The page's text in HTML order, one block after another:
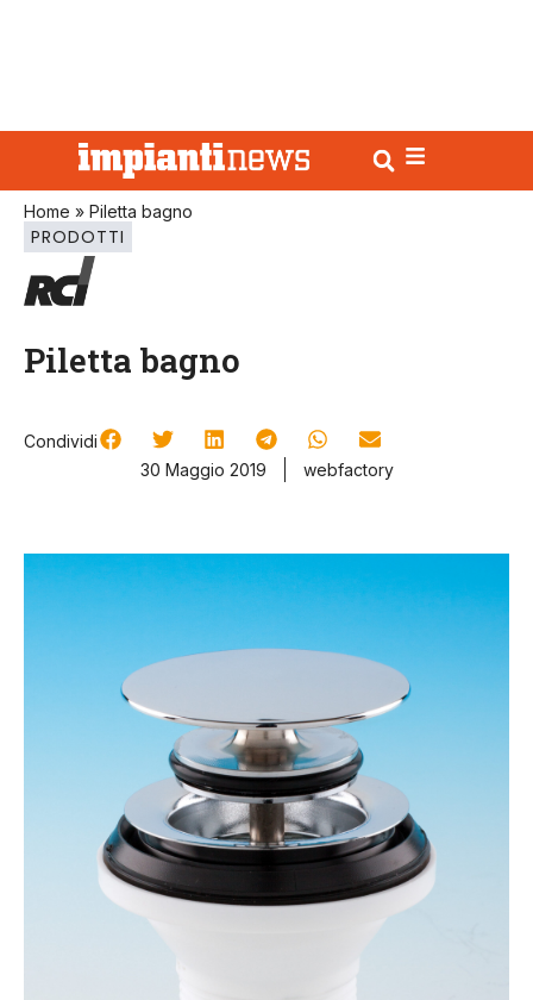
Home » Piletta bagno
PRODOTTI
Piletta bagno
Condividi
30 Maggio 2019
webfactory